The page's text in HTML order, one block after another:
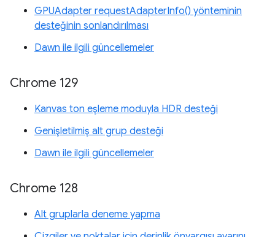
GPUAdapter requestAdapterInfo() yönteminin
desteğinin sonlandırılması
Dawn ile ilgili güncellemeler
Chrome 129
Kanvas ton eşleme moduyla HDR desteği
Genişletilmiş alt grup desteği
Dawn ile ilgili güncellemeler
Chrome 128
Alt gruplarla deneme yapma